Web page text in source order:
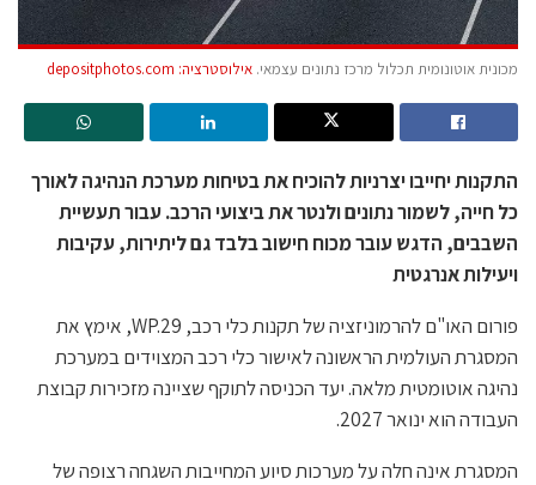
מכונית אוטונומית תכלול מרכז נתונים עצמאי. אילוסטרציה: depositphotos.com
התקנות יחייבו יצרניות להוכיח את בטיחות מערכת הנהיגה לאורך
כל חייה, לשמור נתונים ולנטר את ביצועי הרכב. עבור תעשיית
השבבים, הדגש עובר מכוח חישוב בלבד גם ליתירות, עקיבות
ויעילות אנרגטית
פורום האו"ם להרמוניזציה של תקנות כלי רכב, WP.29, אימץ את
המסגרת העולמית הראשונה לאישור כלי רכב המצוידים במערכת
נהיגה אוטומטית מלאה. יעד הכניסה לתוקף שציינה מזכירות קבוצת
העבודה הוא ינואר 2027.
המסגרת אינה חלה על מערכות סיוע המחייבות השגחה רצופה של